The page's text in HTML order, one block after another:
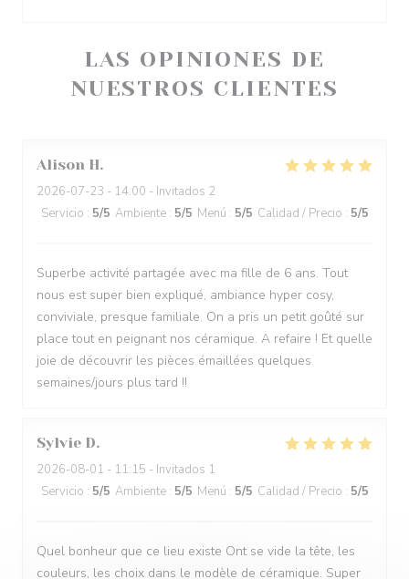
LAS OPINIONES DE
NUESTROS CLIENTES
Alison H
2026-07-23 - 14:00 - Invitados 2
Servicio : 5/5 Ambiente : 5/5 Menú : 5/5 Calidad / Precio : 5/5
Superbe activité partagée avec ma fille de 6 ans. Tout
nous est super bien expliqué, ambiance hyper cosy,
conviviale, presque familiale. On a pris un petit goûté sur
place tout en peignant nos céramique. A refaire ! Et quelle
joie de découvrir les pièces émaillées quelques
semaines/jours plus tard !!
Sylvie D
2026-08-01 - 11:15 - Invitados 1
Servicio : 5/5 Ambiente : 5/5 Menú : 5/5 Calidad / Precio : 5/5
Quel bonheur que ce lieu existe Ont se vide la tête, les
couleurs, les choix dans le modèle de céramique. Super